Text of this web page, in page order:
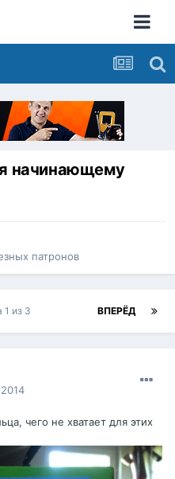
начинающему
патронов
ВПЕРЁД
1 из 3
чего не хватает для этих